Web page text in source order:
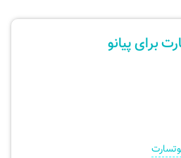
نی، فلوت، سازهای بادی
ارسال سفارش
برای پیانو